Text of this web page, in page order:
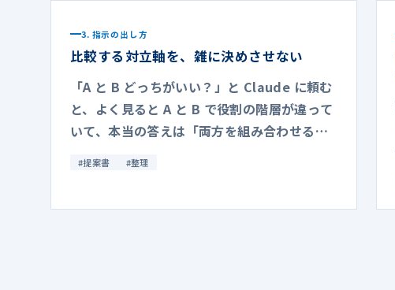
3. 指示の出し方
比較する対立軸を、雑に決めさせない
「A と B どっちがいい？」と Claude に頼む
と、よく見ると A と B で役割の階層が違って
いて、本当の答えは「両方を組み合わせる」
#提案書 #整理